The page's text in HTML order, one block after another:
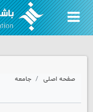
صفحه اصلی جامعه